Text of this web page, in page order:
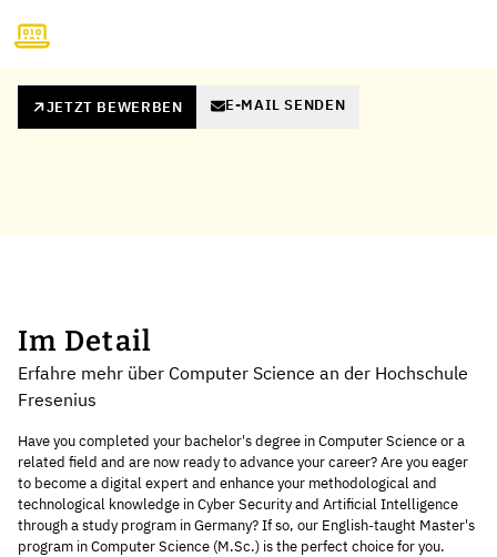
JETZT BEWERBEN E-MAIL SENDEN
Im Detail
Erfahre mehr über Computer Science an der Hochschule
Fresenius
Have you completed your bachelor's degree in Computer Science or a
related field and are now ready to advance your career? Are you eager
to become a digital expert and enhance your methodological and
technological knowledge in Cyber Security and Artificial Intelligence
through a study program in Germany? If so, our English-taught Master's
program in Computer Science (M.Sc.) is the perfect choice for you.